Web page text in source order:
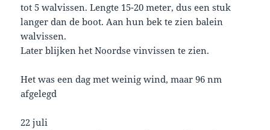
tot 5 walvissen. Lengte 15-20 meter, dus een stuk
langer dan de boot. Aan hun bek te zien balein
walvissen.
Later blijken het Noordse vinvissen te zien.
Het was een dag met weinig wind, maar 96 nm
afgelegd
22 juli